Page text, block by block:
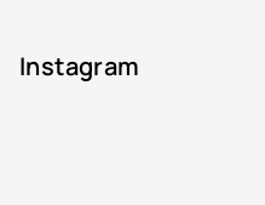
Instagram